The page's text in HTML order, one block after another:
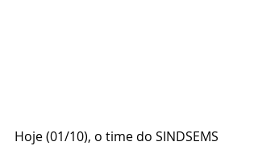
Hoje (01/10), o time do SINDSEMS